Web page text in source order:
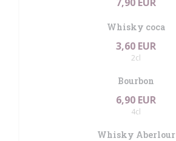
Whisky coca
3,60 EUR
2cl
Bourbon
6,90 EUR
4cl
Whisky Aberlour